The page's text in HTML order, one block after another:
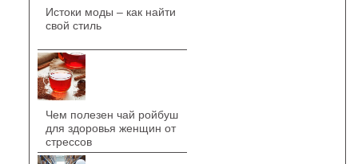
Истоки моды – как найти
свой стиль
Чем полезен чай ройбуш
для здоровья женщин от
стрессов